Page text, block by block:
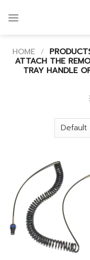
HOME /
ATTACH THE
TRAY HANDLE